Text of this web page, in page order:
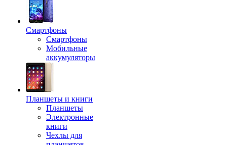
Смартфоны
Смартфоны
Мобильные
аккумуляторы
Планшеты и книги
Планшеты
Электронные
книги
Чехлы для